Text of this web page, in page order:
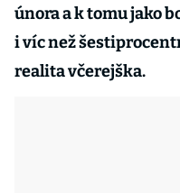
února a k tomu jako
i víc než
realita včerejška.